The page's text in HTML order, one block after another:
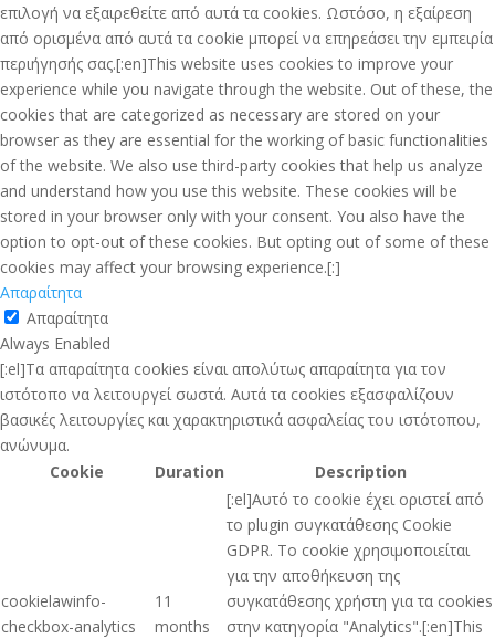
επιλογή να εξαιρεθείτε από αυτά τα cookies. Ωστόσο, η εξαίρεση
από ορισμένα από αυτά τα cookie μπορεί να επηρεάσει την εμπειρία
περιήγησής σας.[:en]This website uses cookies to improve your
experience while you navigate through the website. Out of these, the
cookies that are categorized as necessary are stored on your
browser as they are essential for the working of basic functionalities
of the website. We also use third-party cookies that help us analyze
and understand how you use this website. These cookies will be
stored in your browser only with your consent. You also have the
option to opt-out of these cookies. But opting out of some of these
cookies may affect your browsing experience.[:]
Απαραίτητα
Απαραίτητα
Always Enabled
[:el]Τα απαραίτητα cookies είναι απολύτως απαραίτητα για τον
ιστότοπο να λειτουργεί σωστά. Αυτά τα cookies εξασφαλίζουν
βασικές λειτουργίες και χαρακτηριστικά ασφαλείας του ιστότοπου,
ανώνυμα.
Cookie
Duration Description
cookielawinfo-
checkbox-analytics
11
months
[:el]Αυτό το cookie έχει οριστεί από
το plugin συγκατάθεσης Cookie
GDPR. Το cookie χρησιμοποιείται
για την αποθήκευση της
συγκατάθεσης χρήστη για τα cookies
στην κατηγορία "Analytics".[:en]This